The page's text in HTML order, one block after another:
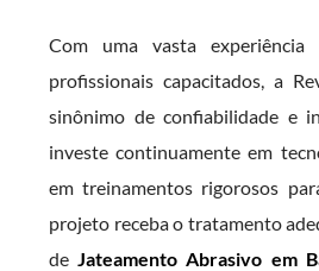
Com uma vasta
profissionais capacitados, a
sinônimo de confiabilidade e
investe continuamente em
em treinamentos rigorosos
projeto receba o tratamento
deJateamento Abrasivo em